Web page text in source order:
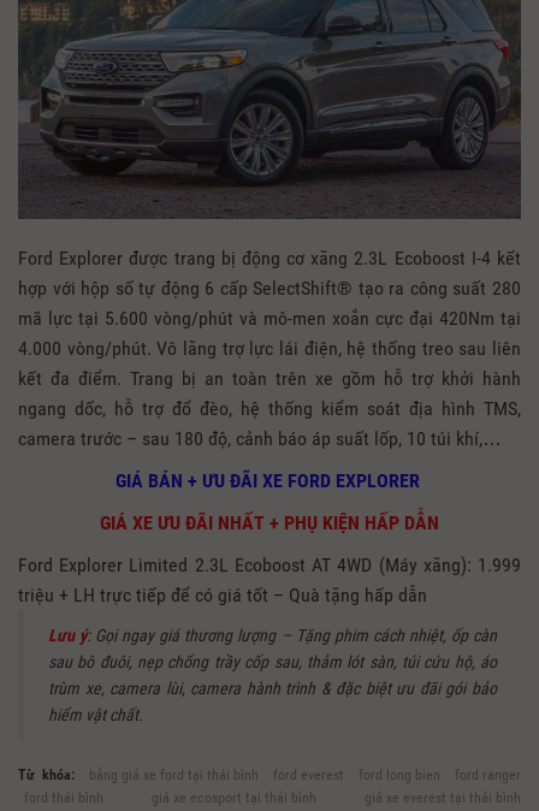
Ford Explorer được trang bị động cơ xăng 2.3L Ecoboost I-4 kết
hợp với hộp số tự động 6 cấp SelectShift® tạo ra công suất 280
mã lực tại 5.600 vòng/phút và mô-men xoắn cực đại 420Nm tại
4.000 vòng/phút. Vô lăng trợ lực lái điện, hệ thống treo sau liên
kết đa điểm. Trang bị an toàn trên xe gồm hỗ trợ khởi hành
ngang dốc, hỗ trợ đổ đèo, hệ thống kiểm soát địa hình TMS,
camera trước – sau 180 độ, cảnh báo áp suất lốp, 10 túi khí,…
GIÁ BÁN + ƯU ĐÃI XE FORD EXPLORER
GIÁ XE ƯU ĐÃI NHẤT + PHỤ KIỆN HẤP DẪN
Ford Explorer Limited 2.3L Ecoboost AT 4WD (Máy xăng): 1.999
triệu + LH trực tiếp để có giá tốt – Quà tặng hấp dẫn
Lưu ý: Gọi ngay giá thương lượng – Tặng phim cách nhiệt, ốp càn
sau bô đuôi, nẹp chống trầy cốp sau, thảm lót sàn, túi cứu hộ, áo
trùm xe, camera lùi, camera hành trình & đặc biệt ưu đãi gói bảo
hiểm vật chất.
Từ khóa: bảng giá xe ford tại thái bình ford everest ford long bien
ford ranger
ford thái bình
giá xe ecosport tại thái bình
giá xe everest tại thái bình